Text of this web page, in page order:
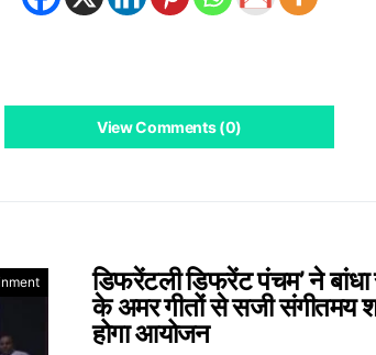
View Comments (0)
डिफरेंटली डिफरेंट पंचम’ ने बांधा
के अमर गीतों से सजी संगीतमय
होगा आयोजन